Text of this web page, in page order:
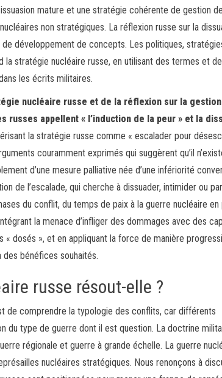
mature et une stratégie cohérente de gestion de
non stratégiques. La réflexion russe sur la
développement de concepts. Les politiques,
stratégie nucléaire russe, en utilisant des termes et
les écrits militaires.
nucléaire russe et de la réflexion sur la
appellent « l’induction de la peur » et la
la stratégie russe comme « escalader pour
couramment exprimés qui suggèrent qu’il
d’une mesure palliative née d’une infériorité
de l’escalade, qui cherche à dissuader, intimider ou
du conflit, du temps de paix à la guerre nucléaire en
la menace d’infliger des dommages avec des
dosés », et en appliquant la force de manière
des bénéfices souhaités.
russe résout-elle ?
de comprendre la typologie des conflits, car différents
du type de guerre dont il est question. La doctrine
régionale et guerre à grande échelle. La guerre
nucléaires stratégiques. Nous renonçons à